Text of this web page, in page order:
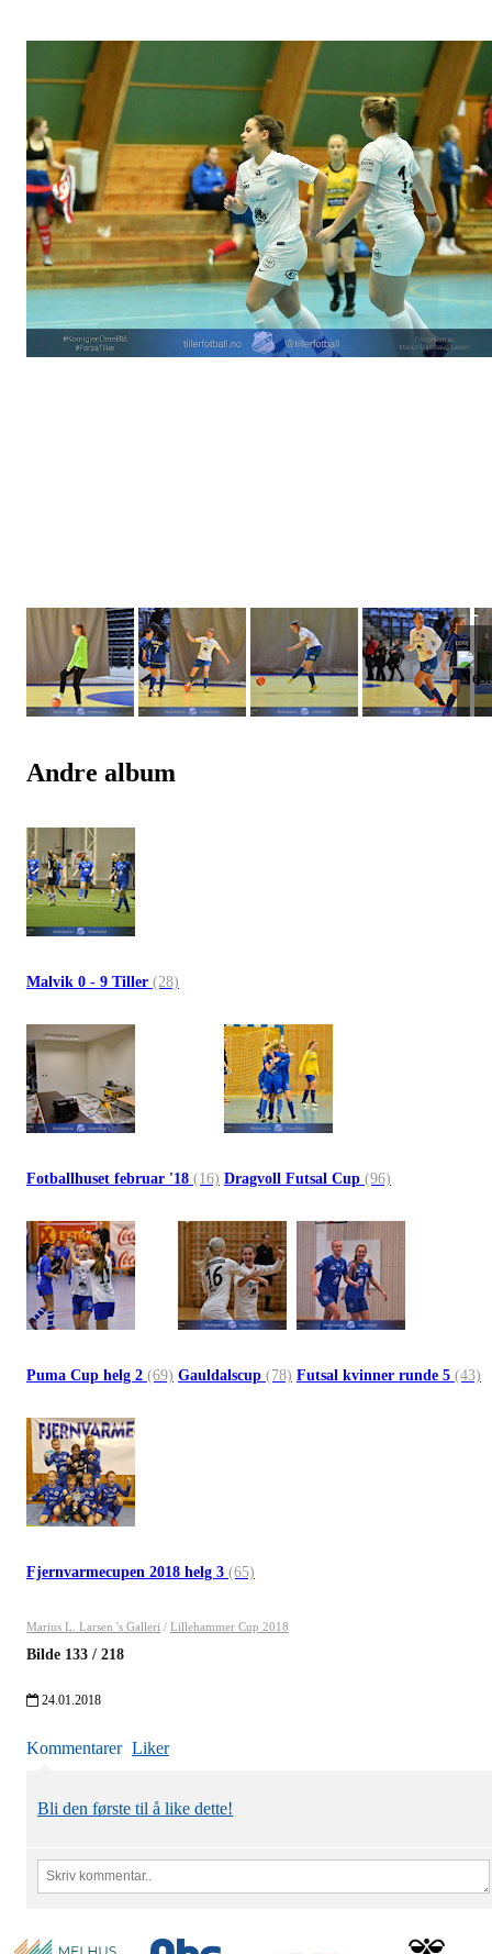
Andre album
Malvik 0 - 9 Tiller (28)
Fotballhuset februar '18 (16) Dragvoll Futsal Cup (96)
Puma Cup helg 2 (69) Gauldalscup (78) Futsal kvinner runde 5 (43)
Fjernvarmecupen 2018 helg 3 (65)
Marius L. Larsen 's Galleri / Lillehammer Cup 2018
Bilde 133 / 218
24.01.2018
Kommentarer Liker
Bli den første til å like dette!